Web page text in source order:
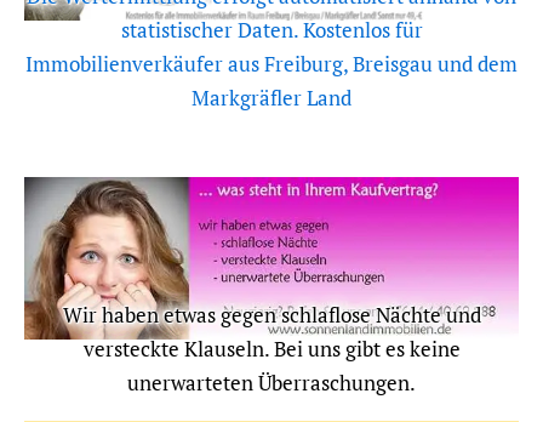
statistischer Daten. Kostenlos für
Immobilienverkäufer aus Freiburg, Breisgau und dem
Markgräfler Land
Wir haben etwas gegen schlaflose Nächte und
versteckte Klauseln. Bei uns gibt es keine
unerwarteten Überraschungen.